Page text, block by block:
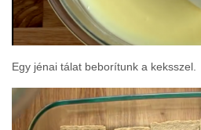
Egy jénai tálat beborítunk a keksszel.